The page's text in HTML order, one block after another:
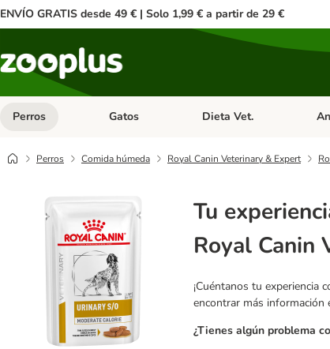
ENVÍO GRATIS desde 49 € | Solo 1,99 € a partir de 29 €
Perros Menú de categoria abierto: Perros
Gatos Menú de categoria abierto:
Dieta Vet.
Perros Comida húmeda Royal Canin Veterinary & Expert
Tu
Royal Canin
¡Cuéntanos tu experiencia
encontrar más información
¿Tienes algún problema